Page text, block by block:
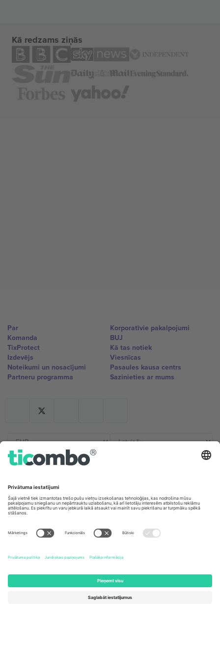
Kā redzams ziņās
Par
Komanda
TixProtect
Izdevējs
Noteikumi un nosacījumi
Partneru programma
Korporatīvie pakalpojumi
BUJ
Kā tas notiek
Viesnīcas
Pasaules kausa centrs
Sazinieties ar mums
Germany
Unter den Linden 24, 10117
United Kingdom
167 City Road, London, Greater
Kingdom
United States
Newark, Delaware 19713, United
States
Switzerland
Engelberg, Switzerland